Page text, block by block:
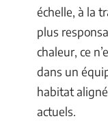
échelle, à la
plus
chaleur, ce
dans un
habitat
actuels.